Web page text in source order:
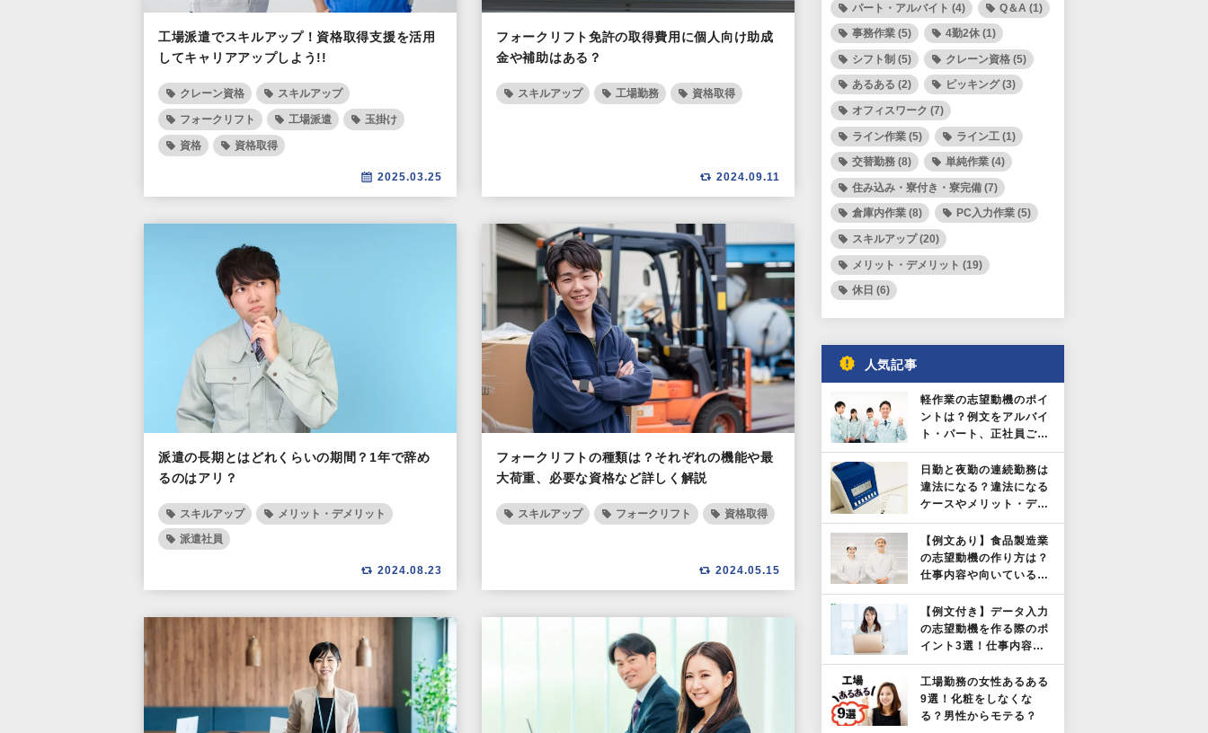
工場派遣でスキルアップ！資格取得支援を活用
してキャリアアップしよう!!
クレーン資格 スキルアップ
フォークリフト 工場派遣 玉掛け
資格 資格取得
2025.03.25
フォークリフト免許の取得費用に個人向け助成
金や補助はある？
スキルアップ 工場勤務 資格取得
2024.09.11
派遣の長期とはどれくらいの期間？1年で辞め
るのはアリ？
スキルアップ メリット・デメリット
派遣社員
2024.08.23
フォークリフトの種類は？それぞれの機能や最
大荷重、必要な資格など詳しく解説
スキルアップ フォークリフト 資格取得
2024.05.15
パート・アルバイト (4) Q＆A (1)
事務作業 (5) 4勤2休 (1)
シフト制 (5) クレーン資格 (5)
あるある (2) ピッキング (3)
オフィスワーク (7)
ライン作業 (5) ライン工 (1)
交替勤務 (8) 単純作業 (4)
住み込み・寮付き・寮完備 (7)
倉庫内作業 (8) PC入力作業 (5)
スキルアップ (20)
メリット・デメリット (19)
休日 (6)
人気記事
軽作業の志望動機のポイ
ントは？例文をアルバイ
ト・パート、正社員ごと
に紹介！
日勤と夜勤の連続勤務は
違法になる？違法になる
ケースやメリット・デメ
リットを解説！
【例文あり】食品製造業
の志望動機の作り方は？
仕事内容や向いている人
も解説！
【例文付き】データ入力
の志望動機を作る際のポ
イント3選！仕事内容や
向いている人も解説！
工場勤務の女性あるある
9選！化粧をしなくな
る？男性からモテる？